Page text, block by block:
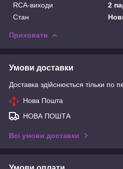
RCA-виходи
2
Стан
Приховати
Умови доставки
Доставка здійснюється тільки по
Нова Пошта
НОВА ПОШТА
Всі умови доставки